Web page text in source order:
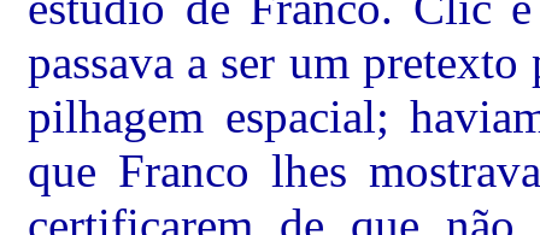
passava a ser um
pilhagem espacial;
que Franco lhes
certificarem de que não